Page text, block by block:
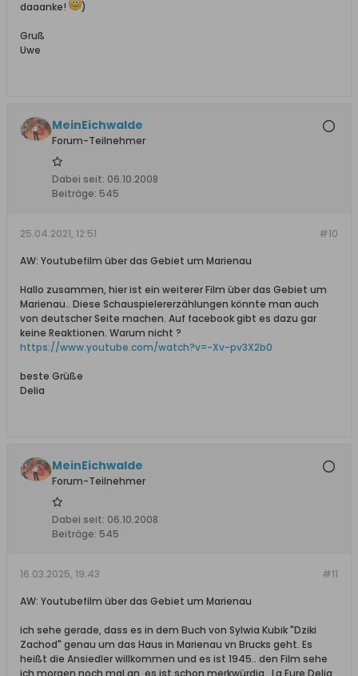
daaanke! )
Gruß
Uwe
MeinEichwalde
Forum-Teilnehmer
Dabei seit: 06.10.2008
Beiträge: 545
#10
25.04.2021, 12:51
AW: Youtubefilm über das Gebiet um Marienau
Hallo zusammen, hier ist ein weiterer Film über das Gebiet um
Marienau.. Diese Schauspielererzählungen könnte man auch
von deutscher Seite machen. Auf facebook gibt es dazu gar
keine Reaktionen. Warum nicht ?
https://www.youtube.com/watch?v=-Xv-pv3X2b0
beste Grüße
Delia
MeinEichwalde
Forum-Teilnehmer
Dabei seit: 06.10.2008
Beiträge: 545
#11
16.03.2025, 19:43
AW: Youtubefilm über das Gebiet um Marienau
ich sehe gerade, dass es in dem Buch von Sylwia Kubik "Dziki
Zachod" genau um das Haus in Marienau vn Brucks geht. Es
heißt die Ansiedler willkommen und es ist 1945.. den Film sehe
ich morgen noch mal an. es ist schon merkwürdig.. Lg Eure Delia